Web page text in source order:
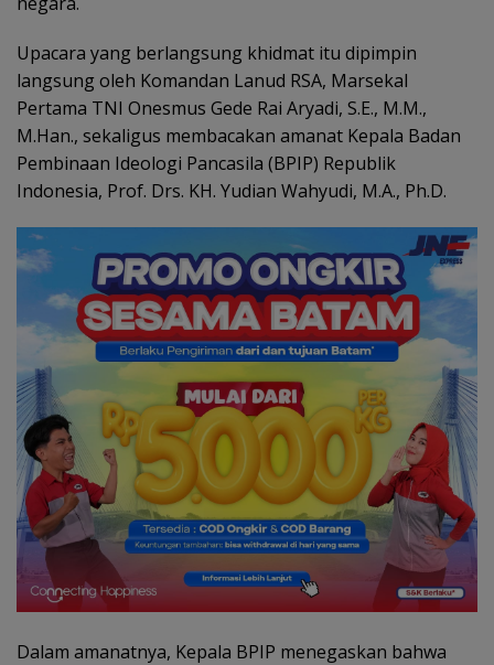
Upacara yang berlangsung khidmat itu dipimpin
langsung oleh Komandan Lanud RSA, Marsekal
Pertama TNI Onesmus Gede Rai Aryadi, S.E., M.M.,
M.Han., sekaligus membacakan amanat Kepala Badan
Pembinaan Ideologi Pancasila (BPIP) Republik
Indonesia, Prof. Drs. KH. Yudian Wahyudi, M.A., Ph.D.
Dalam amanatnya, Kepala BPIP menegaskan bahwa